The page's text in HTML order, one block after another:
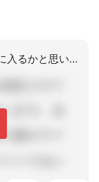
医療や他職種との連携が、ネットワークに入るかと思います顔繋ぎや情報交換の場の構築